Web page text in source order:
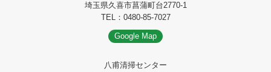
埼玉県久喜市菖蒲町台2770-1
TEL：0480-85-7027
Google Map
八甫清掃センター